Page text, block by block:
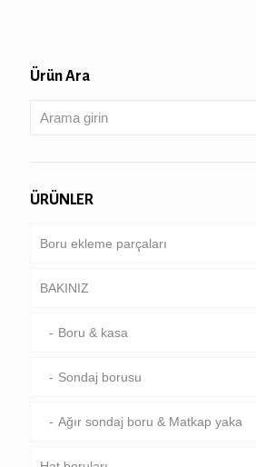
Ürün Ara
ÜRÜNLER
Boru ekleme parçaları
BAKINIZ
Boru & kasa
Sondaj borusu
Ağır sondaj boru & Matkap yaka